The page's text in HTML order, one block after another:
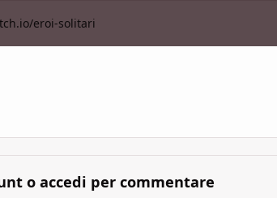
eroi-solitari
o accedi per commentare